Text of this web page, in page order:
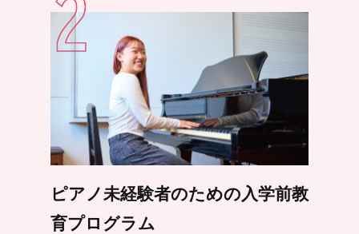
ピアノ未経験者のための入学前教
育プログラム